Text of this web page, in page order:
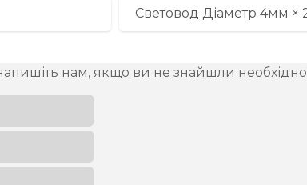
Световод Діаметр 4мм ×
нам, якщо ви не знайшли необхідної